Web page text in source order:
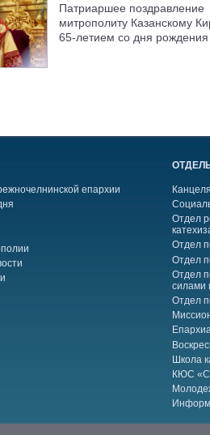
Патриаршее поздравление
митрополиту Казанскому
65-летием со дня рождения
епархии
Отдел
Отдел
Отдел
Отдел
силами
Отдел
Школа
КЮС